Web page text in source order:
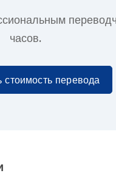
часов.
стоимость перевода